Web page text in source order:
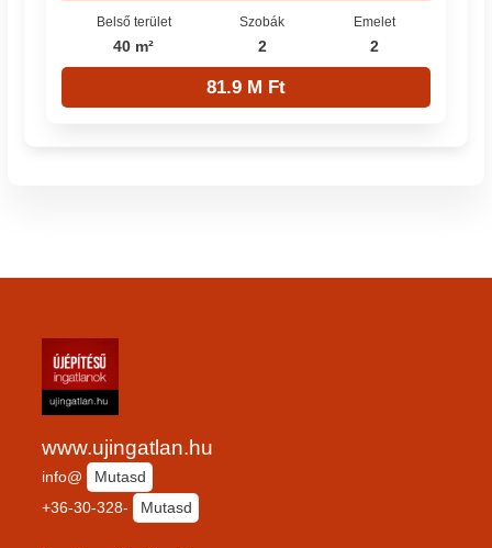
Belső terület
40 m²
Szobák
2
Emelet
2
81.9 M Ft
www.ujingatlan.hu
info@
Mutasd
+36-30-328-
Mutasd